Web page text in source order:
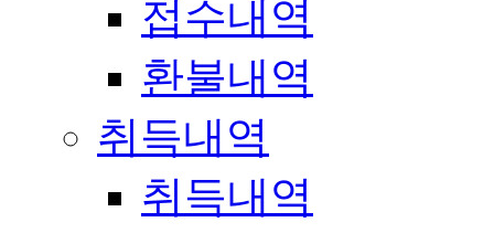
접수내역
환불내역
취득내역
취득내역